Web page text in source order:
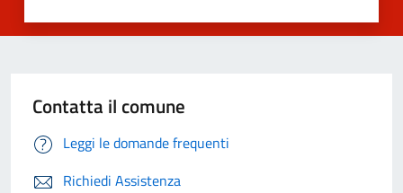
Contatta il comune
Leggi le domande frequenti
Richiedi Assistenza